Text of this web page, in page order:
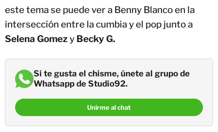
este tema se puede ver a Benny Blanco en la
intersección entre la cumbia y el pop junto a
Selena Gomezy Becky G.
Si te gusta el chisme, únete al grupo de
Whatsapp de Studio92.
Unirme al chat